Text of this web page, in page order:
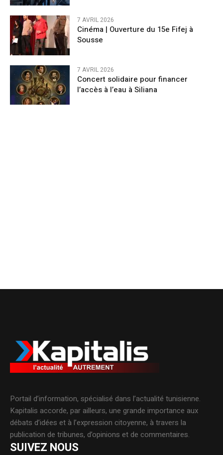
7 AVRIL 2026
Cinéma | Ouverture du 15e Fifej à
Sousse
7 AVRIL 2026
Concert solidaire pour financer
l’accès à l’eau à Siliana
Portail d’information, spécialisé dans l’actualité tunisienne.
Kapitalis accorde, par ailleurs, une grande importance aux
débats d’idées et à l’expression citoyenne, à travers la
publication de tribunes, d’opinions et de commentaires.
SUIVEZ NOUS